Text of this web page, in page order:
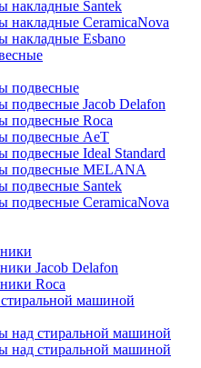
накладные Santek
накладные CeramicaNova
накладные Esbano
подвесные
подвесные Jacob Delafon
подвесные Roca
подвесные AeT
подвесные Ideal Standard
подвесные MELANA
подвесные Santek
подвесные CeramicaNova
Jacob Delafon
Roca
машиной
над стиральной машиной
над стиральной машиной